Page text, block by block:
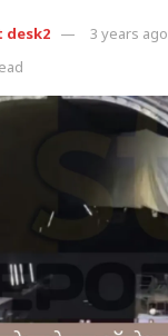
3 years ago